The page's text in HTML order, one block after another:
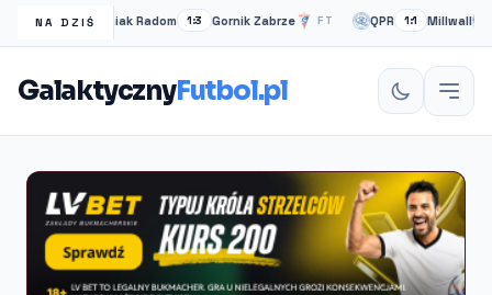
NA DZIŚ
Radomiak Radom 1:3 Gornik Zabrze FT QPR 1:1 Millwall
GalaktycznyFutbol.pl